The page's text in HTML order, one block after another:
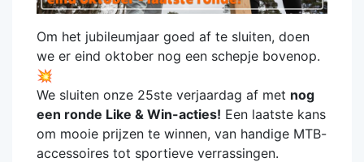
Om het jubileumjaar goed af te sluiten, doen
we er eind oktober nog een schepje bovenop.
💥
We sluiten onze 25ste verjaardag af met nog
een ronde Like & Win-acties! Een laatste kans
om mooie prijzen te winnen, van handige MTB-
accessoires tot sportieve verrassingen.